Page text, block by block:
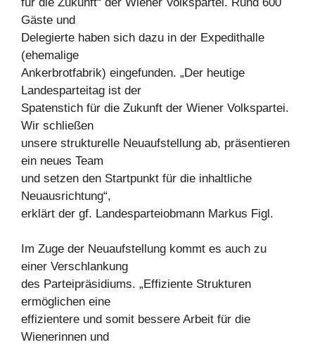
Gäste und
Delegierte haben sich dazu in der Expedithalle
(ehemalige
Ankerbrotfabrik) eingefunden. „Der heutige
Landesparteitag ist der
Spatenstich für die Zukunft der Wiener Volkspartei.
Wir schließen
unsere strukturelle Neuaufstellung ab, präsentieren
ein neues Team
und setzen den Startpunkt für die inhaltliche
Neuausrichtung“,
erklärt der gf. Landesparteiobmann Markus Figl.
Im Zuge der Neuaufstellung kommt es auch zu
einer Verschlankung
des Parteipräsidiums. „Effiziente Strukturen
ermöglichen eine
effizientere und somit bessere Arbeit für die
Wienerinnen und